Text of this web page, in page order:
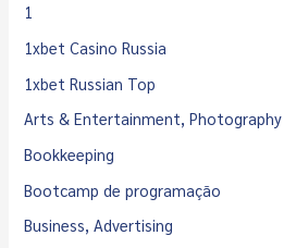
1
1xbet Casino Russia
1xbet Russian Top
Arts & Entertainment, Photography
Bookkeeping
Bootcamp de programação
Business, Advertising